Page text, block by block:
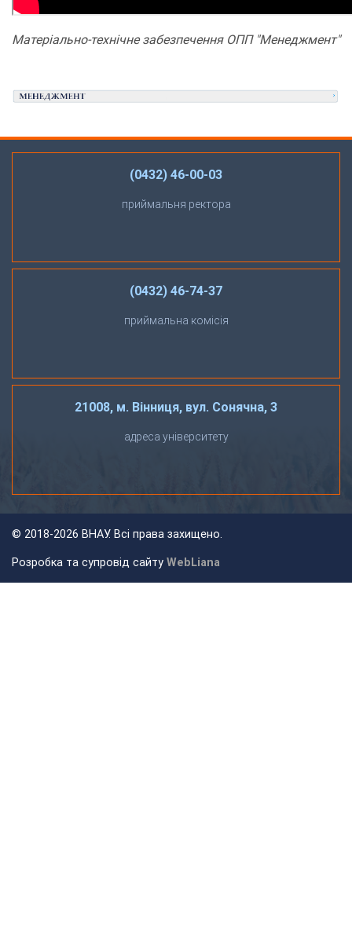
Матеріально-технічне забезпечення ОПП "Менеджмент"
(0432) 46-00-03
приймальня ректора
(0432) 46-74-37
приймальна комісія
21008, м. Вінниця, вул. Сонячна, 3
адреса університету
© 2018-2026 ВНАУ. Всі права захищено.
Розробка та супровід сайту WebLiana